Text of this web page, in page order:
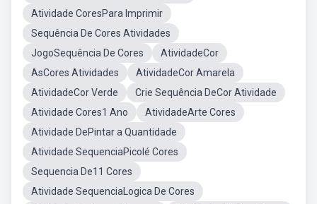
Atividade CoresPara Imprimir
Sequência De Cores Atividades
JogoSequência De Cores
AtividadeCor
AsCores Atividades
AtividadeCor Amarela
AtividadeCor Verde
Crie Sequência DeCor Atividade
Atividade Cores1 Ano
AtividadeArte Cores
Atividade DePintar a Quantidade
Atividade SequenciaPicolé Cores
Sequencia De11 Cores
Atividade SequenciaLogica De Cores